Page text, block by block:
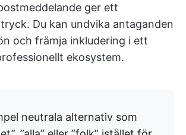
ger ett
Du kan undvika antaganden
och främja inkludering i ett
ekosystem.
neutrala alternativ som